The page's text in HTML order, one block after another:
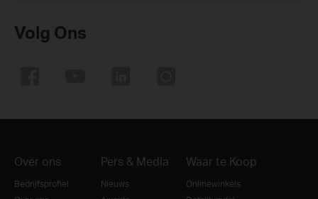
Volg Ons
Over ons
Bedrijfsprofiel
Pers & Media
Nieuws
Waar te Koop
Onlinewinkels